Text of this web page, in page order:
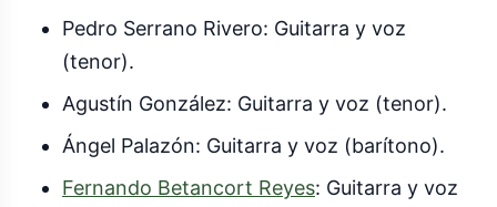
Pedro Serrano Rivero: Guitarra y voz
(tenor).
Agustín González: Guitarra y voz (tenor).
Ángel Palazón: Guitarra y voz (barítono).
Fernando Betancort Reyes: Guitarra y voz